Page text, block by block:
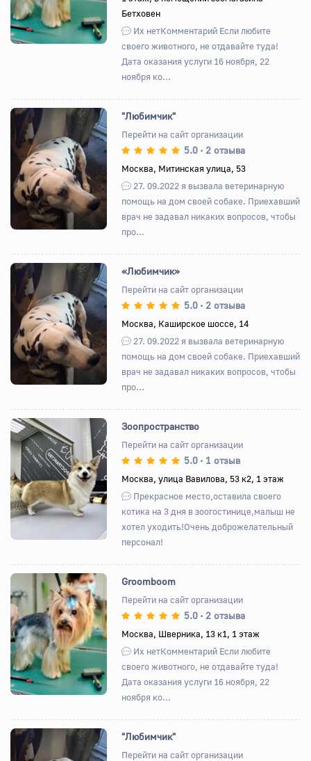
Бетховен
Их нетКомментарий Если любите
своего животного, не отдавайте туда!
Дата оказания услуги 16 ноября, 22
ноября ко...
Назад Вперед
"Любимчик"
Перейти на сайт организации
5.0 • 2 отзыва
Москва, Митинская улица, 53
27. 09.2022 я вызвала ветеринарную
помощь на дом своей собаке. Приехавший
врач не задавал никаких вопросов, чтобы
про...
Назад Вперед
«Любимчик»
Перейти на сайт организации
5.0 • 2 отзыва
Москва, Каширское шоссе, 14
27. 09.2022 я вызвала ветеринарную
помощь на дом своей собаке. Приехавший
врач не задавал никаких вопросов, чтобы
про...
Назад Вперед
Зоопространство
Перейти на сайт организации
5.0 • 1 отзыв
Москва, улица Вавилова, 53 к2, 1 этаж
Прекрасное место,оставила своего
котика на 3 дня в зоогостинице,малыш не
хотел уходить!Очень доброжелательный
персонал!
Назад Вперед
Groomboom
Перейти на сайт организации
5.0 • 2 отзыва
Москва, Шверника, 13 к1, 1 этаж
Их нетКомментарий Если любите
своего животного, не отдавайте туда!
Дата оказания услуги 16 ноября, 22
ноября ко...
"Любимчик"
Перейти на сайт организации